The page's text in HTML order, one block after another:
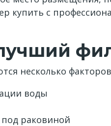
купить с
несколько
воды
под раковиной